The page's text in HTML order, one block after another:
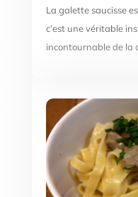
La galette saucisse
c’est une véritable
incontournable de la